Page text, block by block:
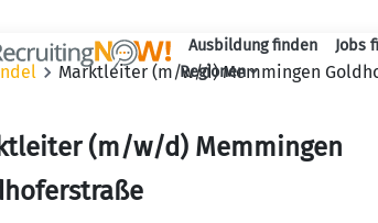
Ausbildung finden Jobs
Regionen
Marktleiter (m/w/d) Memmingen
(m/w/d) Memmingen